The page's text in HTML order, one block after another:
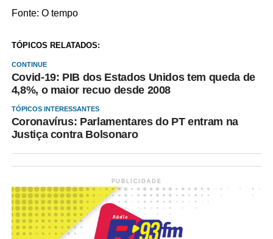
Fonte: O tempo
TÓPICOS RELATADOS:
CONTINUE
Covid-19: PIB dos Estados Unidos tem queda de
4,8%, o maior recuo desde 2008
TÓPICOS INTERESSANTES
Coronavírus: Parlamentares do PT entram na
Justiça contra Bolsonaro
PUBLICIDADE